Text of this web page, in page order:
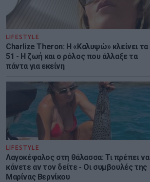
LIFESTYLE
Charlize Theron: Η «Καλυψώ» κλείνει τα
51 - H ζωή και ο ρόλος που άλλαξε τα
πάντα για εκείνη
LIFESTYLE
Λαγοκέφαλος στη θάλασσα: Τι πρέπει να
κάνετε αν τον δείτε - Οι συμβουλές της
Μαρίνας Βερνίκου